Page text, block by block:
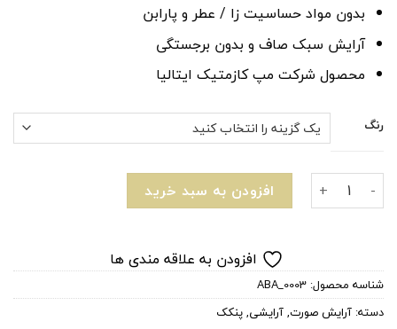
بدون مواد حساسیت زا / عطر و پارابن
آرایش سبک صاف و بدون برجستگی
محصول شرکت مپ کازمتیک ایتالیا
رنگ
پنکیک بی بیوتی مدل light عددافزودن به سبد خرید
افزودن به علاقه مندی ها
شناسه محصول: ABA_0003
دسته: آرایش صورت,آرایشی,پنکک